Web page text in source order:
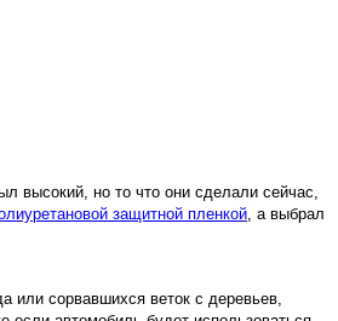
высокий, но то что они сделали сейчас,
защитной пленкой , а выбрал
или сорвавшихся веток с деревьев,